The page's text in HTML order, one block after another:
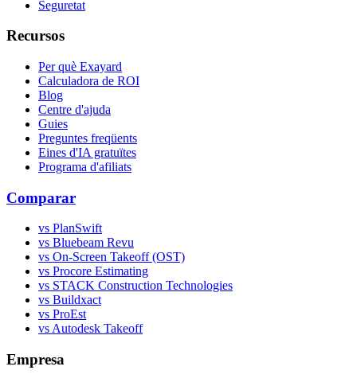
Seguretat
Recursos
Per què Exayard
Calculadora de ROI
Blog
Centre d'ajuda
Guies
Preguntes freqüents
Eines d'IA gratuïtes
Programa d'afiliats
Comparar
vs PlanSwift
vs Bluebeam Revu
vs On-Screen Takeoff (OST)
vs Procore Estimating
vs STACK Construction Technologies
vs Buildxact
vs ProEst
vs Autodesk Takeoff
Empresa